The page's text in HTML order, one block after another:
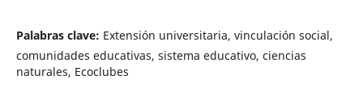
Palabras clave: Extensión universitaria, vinculación social,
comunidades educativas, sistema educativo, ciencias
naturales, Ecoclubes